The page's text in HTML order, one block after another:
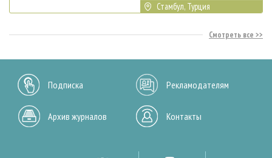
Стамбул, Турция
Смотреть все
Подписка Рекламодателям
Архив журналов Контакты